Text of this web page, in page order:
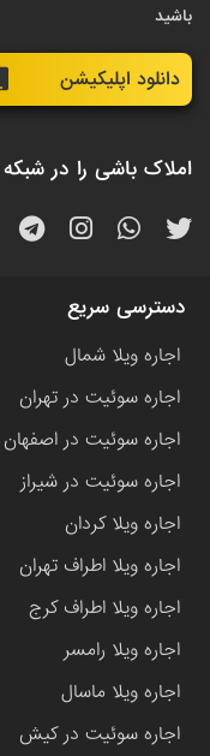
باشید
دانلود اپلیکیشن
املاک باشی را در
دسترسی سریع
اجاره ویلا شمال
اجاره سوئیت در تهران
اجاره سوئیت در اصفهان
اجاره سوئیت در شیراز
اجاره ویلا کردان
اجاره ویلا اطراف تهران
اجاره ویلا اطراف کرج
اجاره ویلا رامسر
اجاره ویلا ماسال
اجاره سوئیت در کیش